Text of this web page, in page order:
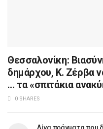
Θεσσαλονίκη:
δημάρχου, Κ. Ζέρβα
… τα «σπιτάκια
0 SHARES